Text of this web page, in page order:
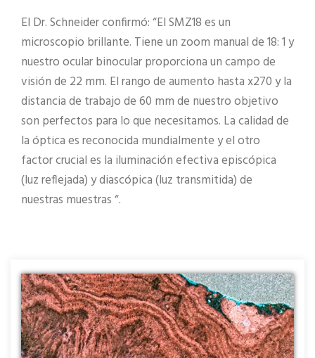
El Dr. Schneider confirmó: “El SMZ18 es un
microscopio brillante. Tiene un zoom manual de 18: 1 y
nuestro ocular binocular proporciona un campo de
visión de 22 mm. El rango de aumento hasta x270 y la
distancia de trabajo de 60 mm de nuestro objetivo
son perfectos para lo que necesitamos. La calidad de
la óptica es reconocida mundialmente y el otro
factor crucial es la iluminación efectiva episcópica
(luz reflejada) y diascópica (luz transmitida) de
nuestras muestras “.